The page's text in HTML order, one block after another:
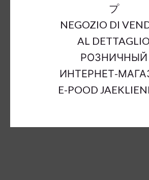
61393
d60;h55,5cm
bamboo ,iron
pc
プ
NEGOZIO DI
AL DETTAGLIO
РОЗНИЧНЫЙ
ИНТЕРНЕТ-
E-POOD